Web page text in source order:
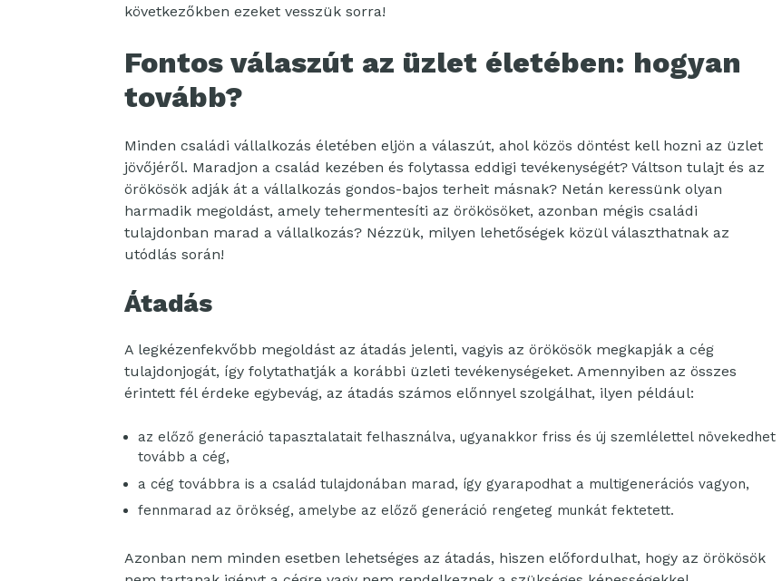
következőkben ezeket vesszük sorra!
Fontos válaszút az üzlet életében: hogyan
tovább?
Minden családi vállalkozás életében eljön a válaszút, ahol közös döntést kell hozni az üzlet
jövőjéről. Maradjon a család kezében és folytassa eddigi tevékenységét? Váltson tulajt és az
örökösök adják át a vállalkozás gondos-bajos terheit másnak? Netán keressünk olyan
harmadik megoldást, amely tehermentesíti az örökösöket, azonban mégis családi
tulajdonban marad a vállalkozás? Nézzük, milyen lehetőségek közül választhatnak az
utódlás során!
Átadás
A legkézenfekvőbb megoldást az átadás jelenti, vagyis az örökösök megkapják a cég
tulajdonjogát, így folytathatják a korábbi üzleti tevékenységeket. Amennyiben az összes
érintett fél érdeke egybevág, az átadás számos előnnyel szolgálhat, ilyen például:
az előző generáció tapasztalatait felhasználva, ugyanakkor friss és új szemlélettel növekedhet
tovább a cég,
a cég továbbra is a család tulajdonában marad, így gyarapodhat a multigenerációs vagyon,
fennmarad az örökség, amelybe az előző generáció rengeteg munkát fektetett.
Azonban nem minden esetben lehetséges az átadás, hiszen előfordulhat, hogy az örökösök